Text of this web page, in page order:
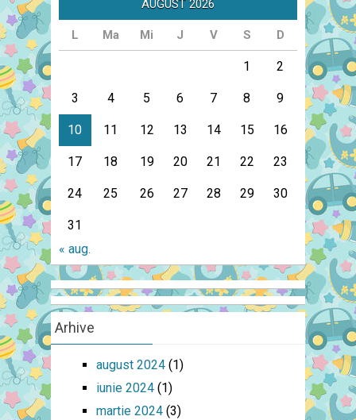
AUGUST 2026
L Ma Mi J V S D
1 2
3 4 5 6 7 8 9
10 11 12 13 14 15 16
17 18 19 20 21 22 23
24 25 26 27 28 29 30
31
« aug.
Arhive
august 2024(1)
iunie 2024(1)
martie 2024(3)